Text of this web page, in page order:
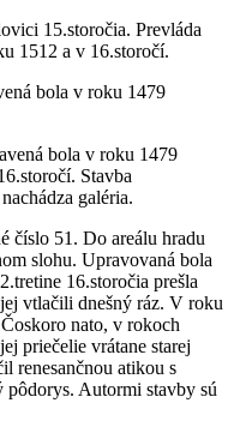
15.storočia. Prevláda
1512 a v 16.storočí.
bola v roku 1479
bola v roku 1479
Stavba
galéria.
číslo 51. Do areálu hradu
slohu. Upravovaná bola
16.storočia prešla
vtlačili dnešný ráz. V roku
nato, v rokoch
priečelie vrátane starej
renesančnou atikou s
Autormi stavby sú